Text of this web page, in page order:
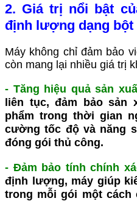
2. Giá trị nổi bật
định lượng dạng bột
Máy không chỉ đảm bảo
còn mang lại nhiều giá trị
- Tăng hiệu quả sản
liên tục, đảm bảo
phẩm trong thời gian
cường tốc độ và năng
đóng gói thủ công.
- Đảm bảo tính chính
định lượng, máy giúp
trong mỗi gói một cách